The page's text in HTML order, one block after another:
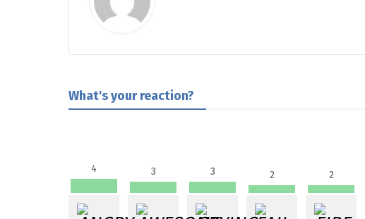
What's your reaction?
4 3 3 2 2